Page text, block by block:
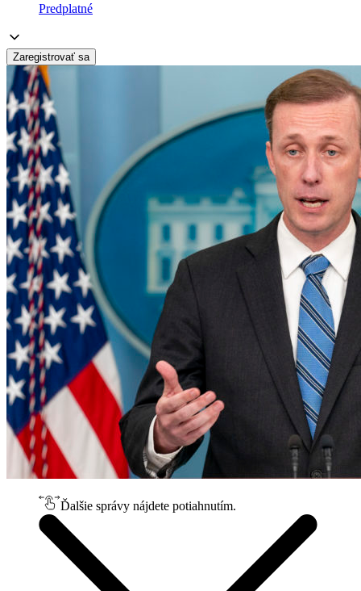
Predplatné
Zaregistrovať sa
Ďalšie správy nájdete potiahnutím.